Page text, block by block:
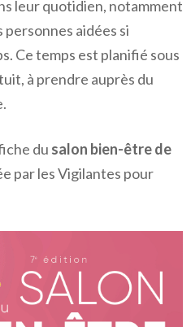
leur quotidien, notamment
personnes aidées si
Ce temps est planifié sous
à prendre auprès du
du salon bien-être de
par les Vigilantes pour